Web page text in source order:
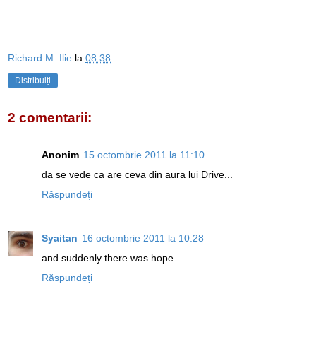
Richard M. Ilie la 08:38
Distribuiți
2 comentarii:
Anonim 15 octombrie 2011 la 11:10
da se vede ca are ceva din aura lui Drive...
Răspundeți
Syaitan 16 octombrie 2011 la 10:28
and suddenly there was hope
Răspundeți